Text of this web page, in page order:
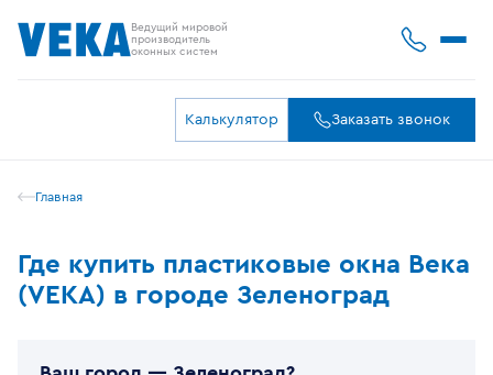
Ведущий мировой
производитель
оконных систем
Калькулятор Заказать звонок
Главная
Где купить пластиковые окна Века
(VEKA) в городе Зеленоград